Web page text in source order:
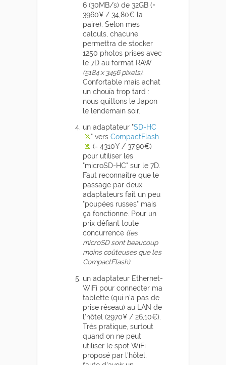
6 (30MB/s) de 32GB (=
3960¥ / 34,80€ la
paire). Selon mes
calculs, chacune
permettra de stocker
1250 photos prises avec
le 7D au format RAW
(5184 x 3456 pixels).
Confortable mais achat
un chouïa trop tard :
nous quittons le Japon
le lendemain soir.
un adaptateur "SD-HC
" versCompactFlash
(= 4310¥ / 37,90€)
pour utiliser les
"microSD-HC" sur le 7D.
Faut reconnaitre que le
passage par deux
adaptateurs fait un peu
"poupées russes" mais
ça fonctionne. Pour un
prix défiant toute
concurrence (les
microSD sont beaucoup
moins coûteuses que les
CompactFlash).
un adaptateur Ethernet-
WiFi pour connecter ma
tablette (qui n'a pas de
prise réseau) au LAN de
l'hôtel (2970¥ / 26,10€).
Très pratique, surtout
quand on ne peut
utiliser le spot WiFi
proposé par l'hôtel,